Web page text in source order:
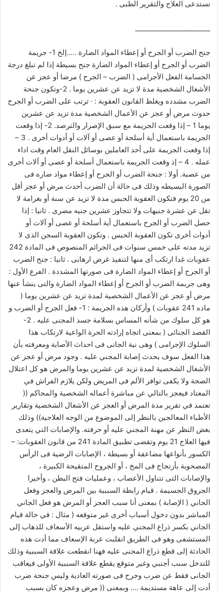
تستدعى العلاج والتقرير الطبى .
جنح الضرب أو الجرح أو إعطاء المواد الضارة …..إلخ 1- جريمة
الضرب أو الجرح أو إعطاء المواد الضارة جنح بسيطة إذا لم تبلغ درجة
الجسامة الفعل الأجرامى ( الضرب – الجرح ) مرضا أو عجز عن
الأشغال الشخصية مدة لا تزيد عن عشرين يوما . 2-وتكون جنحة
الضرب مشدده ويغلظ القانون العقوبة : · ترتب على الضرب أو الجرح
حدوث مرض أو عجز عن الأعمال الشخصية مدة تزيد عن عشرين
يوما 1 – إذا وقعت الجريمة مع سبق الإصرار والترصد. 2- إذا وقعت
الجريمة باستعمال أية أسلحة أو عصى أو آلات أو أدوات أخرى . 3 –
إذا وقعت الجريمة على أحد العاملين بوسائل النقل العام وقت اداء
عمله . 4 – إذ وقعت الجريمة باستعمال أسلحة أو عصى أو آلات أخرى
من عصبة. أولا : جنحة الضرب أو الجرح أو إعطاء مواد ضاره فى
الصورة البسيطه وذلك فى حالة أن الضرب أحدث مرض أو عجز أقل
من 20 يوم فتكون العقوبة الحبس مدة لا تزيد عن سنة أو بغرامة لا
تقل عن عشرة جنيهات ولا تتجاوز عشرين جنيه مصرى . ثانيا : إذا
حصل الضرب أو الجرح باستعمال أية أسلحة أو عصى أو آلات أو
أدوات أخرى تكون العقوبة الحبس . وتكون العقوبة السجن الذى لا
تزيد مدته على خمس سنوات فى الجرائم المنصوص فى المادة 242
عقوبات غدا ارتكب أى منها لتنفيذ غرض ارهابى . ثانيا : جنح الضرب
أو الجرح أو إعطاء المواد الضارة فى صورتها المشددة . الفرع الأول :
وهى جريمة الضرب أو الجرح أو إعطاء المواد الضارة والتى ينشأ عنها
مرض أو عجز عن الأعمال الشخصية لمدة تزيد عن عشربن يوما (
ماده 241 عقوبات ) وأركان هذه الجريمة : 1- فعل الجرح أو الضرب و
هو كل سلوك من شأنه المساس بسلامة جسد المجنى عليه . 2-
القصد الجنائى ( بمعنى اتجاه إرادته الحرة الواعية لارتكاب هذا
السلوك الإجرامى ) وهى نية الجانى فى احداث الأصابة ومعرفته بأن
هذا الفعل سوف يحدث إصابة المجني عليه . وجود مرض أو عجز عن
الأشغال الشخصية لمدة تزيد عن عشرين يوما والمرض هو كل اعتلال
الصحة ولا يكفى توافر الألم فى المريض ولكن يلازم الفراش في
المعتاد فيعجز بالتالي عن مباشرة أعماله الشخصية والمحاكم ((
تعتمد في تقرير مدة المرض أو العجز عن الأشغال الشخصية وتقارير
الأطباء المعالجين بالنظر إلى الموضوع من الوجه العلاجية)) وذلك
بغض النظر عن مهنة المجني عليه أو حرفته. والإصابات التي يتعدى
فيها العلاج 21 يوم وتقضى تطبيق المادة 241 من قانون العقوبات: –
الكسور بأنواعها مضاعفة أو بسيطة ، الإصابات الرضية فى الرأس
المصحوبة بأرتجاج فى المخ ، أو الجروح المتقيحة الكبيرة ،
والإصابات التى تتناول الأعصاب ، وعمليات فتح البطن ، وأخيرا
الجروق الجسيمة . قيام رابطة السببية بين المرض والعجز وفعل
الجاني ( الإصابة ) بمعنى أنا سبب العجز أو المرض هو فعل الجاني
المباشر بدون دخول أسباب أخرى غير متوقعه ( مثال : في حالة قيام
الجاني بكسر ذراع المجني عليه واستقل عربيه الأسعاف للذهاب إلى
المستشفى وهو فى الطريق انقلبت عربة الإسعاف مما أدت هذه
الحادثة إلى قطع ذراع المجنى عليه فهنا انقطعت علاقة السببية وذلك
للتدخل سبب أجنبي وغير متوقع يقطع علاقة السببية الأولى فيعاقب
الجانى فقط عن ضرب وجرح فى صورته العادية وليس جنحة ضرب
أدت إلى عاهة مستديمة …. وبمعنى (( مرض وعجزه كان بسبب